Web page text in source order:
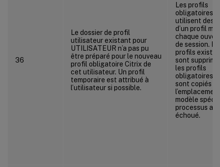
36
Le dossier de profil
utilisateur existant pour
UTILISATEUR n’a pas pu
être préparé pour le nouveau
profil obligatoire Citrix de
cet utilisateur. Un profil
temporaire est attribué à
l’utilisateur si possible.
Les profils
obligatoires
utilisent des
d’un profil
chaque
de session.
profils
sont
les profils
obligatoires
sont copiés
modèle
processus a
échoué.